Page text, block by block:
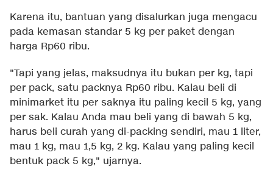
Karena itu, bantuan yang disalurkan juga mengacu
pada kemasan standar 5 kg per paket dengan
harga Rp60 ribu.
"Tapi yang jelas, maksudnya itu bukan per kg, tapi
per pack, satu packnya Rp60 ribu. Kalau beli di
minimarket itu per saknya itu paling kecil 5 kg, yang
per sak. Kalau Anda mau beli yang di bawah 5 kg,
harus beli curah yang di-packing sendiri, mau 1 liter,
mau 1 kg, mau 1,5 kg, 2 kg. Kalau yang paling kecil
bentuk pack 5 kg," ujarnya.